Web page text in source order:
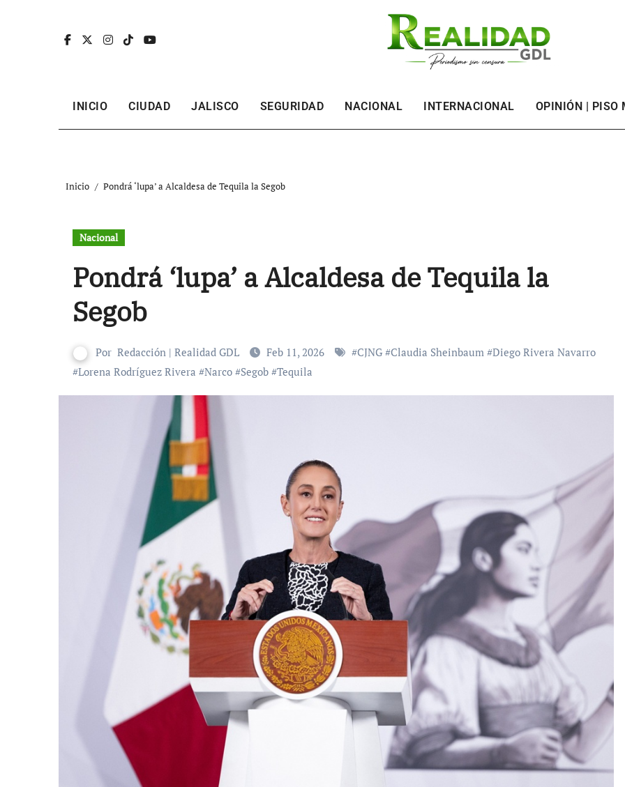
INICIO CIUDAD JALISCO SEGURIDAD NACIONAL INTERNACIONAL OPINIÓN | PISO
Inicio Pondrá ‘lupa’ a Alcaldesa de Tequila la Segob
Nacional
Pondrá ‘lupa’ a Alcaldesa de Tequila la
Segob
Por Redacción | Realidad GDL Feb 11, 2026 #CJNG #Claudia Sheinbaum #Diego Rivera Navarro
#Lorena Rodríguez Rivera #Narco #Segob #Tequila